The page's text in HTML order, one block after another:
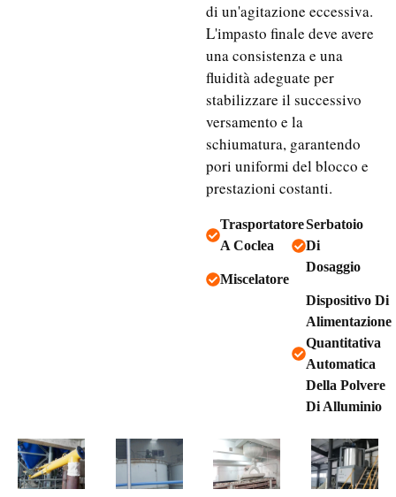
di un'agitazione eccessiva.
L'impasto finale deve avere
una consistenza e una
fluidità adeguate per
stabilizzare il successivo
versamento e la
schiumatura, garantendo
pori uniformi del blocco e
prestazioni costanti.
Trasportatore
A Coclea
Miscelatore
Serbatoio
Di
Dosaggio
Dispositivo Di
Alimentazione
Quantitativa
Automatica
Della Polvere
Di Alluminio